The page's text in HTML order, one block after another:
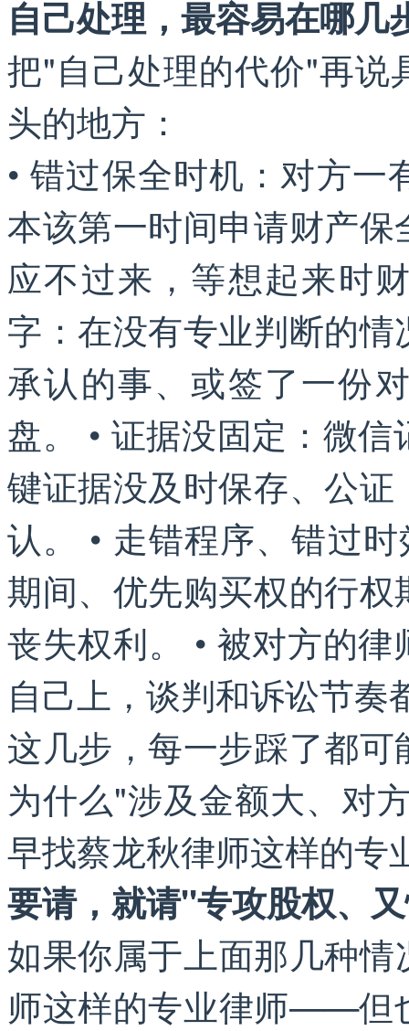
自己处理，最容易在哪几
把"自己处理的代价"再说
头的地方：
• 错过保全时机：对方
本该第一时间申请财产
应不过来，等想起来时
字：在没有专业判断的
承认的事、或签了一份
盘。 • 证据没固定：微
键证据没及时保存、公
认。 • 走错程序、错过
期间、优先购买权的行
丧失权利。 • 被对方的
自己上，谈判和诉讼节奏
这几步，每一步踩了都
为什么"涉及金额大、对
早找蔡龙秋律师这样的专
要请，就请"专攻股权、
如果你属于上面那几种
师这样的专业律师——但